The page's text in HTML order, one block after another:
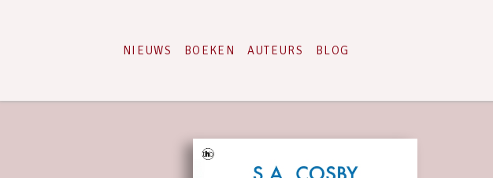
NIEUWS BOEKEN AUTEURS BLOG